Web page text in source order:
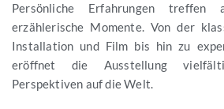
Persönliche Erfahrungen treffen
erzählerische Momente. Von der
Installation und Film bis hin zu
eröffnet die Ausstellung
Perspektiven auf die Welt.